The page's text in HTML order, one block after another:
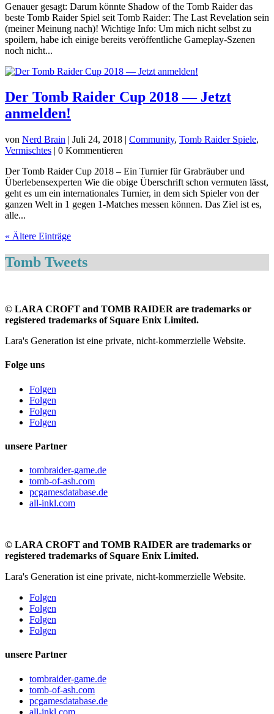
Genauer gesagt: Darum könnte Shadow of the Tomb Raider das
beste Tomb Raider Spiel seit Tomb Raider: The Last Revelation sein
(meiner Meinung nach)! Wichtige Info: Um mich nicht selbst zu
spoilern, habe ich einige bereits veröffentliche Gameplay-Szenen
noch nicht...
Der Tomb Raider Cup 2018 — Jetzt
anmelden!
von Nerd Brain | Juli 24, 2018 | Community, Tomb Raider Spiele,
Vermischtes | 0 Kommentieren
Der Tomb Raider Cup 2018 – Ein Turnier für Grabräuber und
Überlebensexperten Wie die obige Überschrift schon vermuten lässt,
geht es um ein internationales Turnier, in dem sich Spieler von der
ganzen Welt in 1 gegen 1-Matches messen können. Das Ziel ist es,
alle...
« Ältere Einträge
Tomb Tweets
© LARA CROFT and TOMB RAIDER are trademarks or
registered trademarks of Square Enix Limited.
Lara's Generation ist eine private, nicht-kommerzielle Website.
Folge uns
Folgen
Folgen
Folgen
Folgen
unsere Partner
tombraider-game.de
tomb-of-ash.com
pcgamesdatabase.de
all-inkl.com
© LARA CROFT and TOMB RAIDER are trademarks or
registered trademarks of Square Enix Limited.
Lara's Generation ist eine private, nicht-kommerzielle Website.
Folgen
Folgen
Folgen
Folgen
unsere Partner
tombraider-game.de
tomb-of-ash.com
pcgamesdatabase.de
all-inkl.com